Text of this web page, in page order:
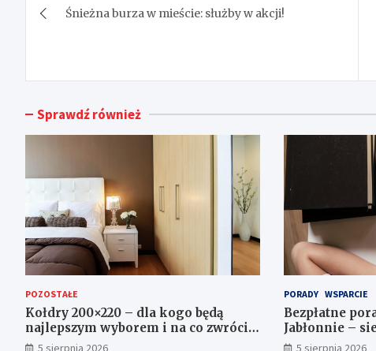
wpisu
Śnieżna burza w mieście: służby w akcji!
Sprawdź również
POZOSTAŁE
Kołdry 200×220 – dla kogo będą
najlepszym wyborem i na co zwrócić
uwagę przed zakupem?
5 sierpnia 2026
PORADY WSPARCIE
Bezpłatne
Jabłonnie –
5 sierpnia 2026